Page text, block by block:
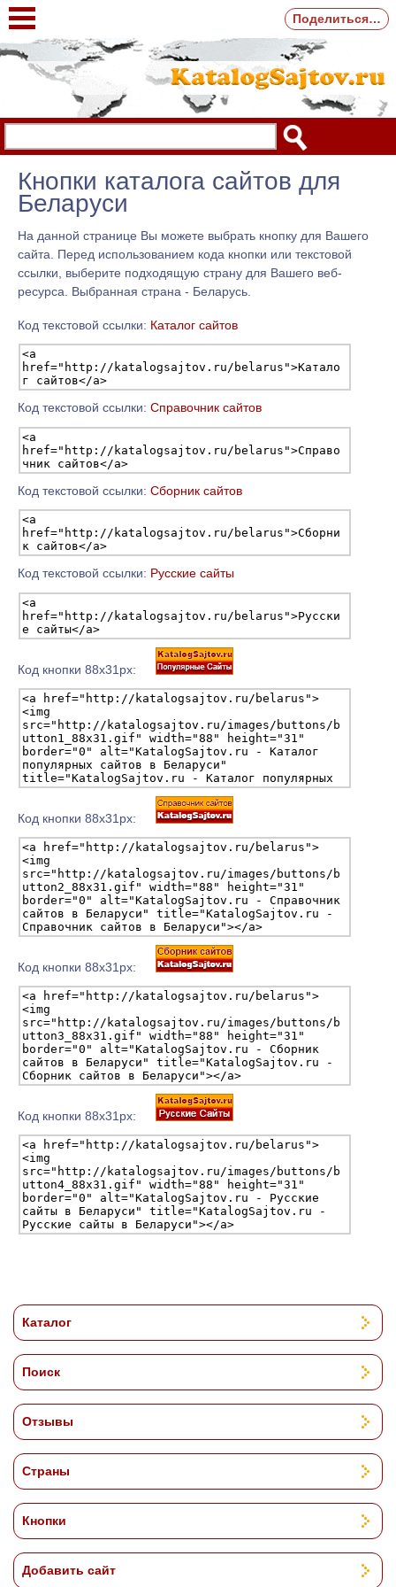
Кнопки каталога сайтов для
Беларуси
На данной странице Вы можете выбрать кнопку для Вашего
сайта. Перед использованием кода кнопки или текстовой
ссылки, выберите подходящую страну для Вашего веб-
ресурса. Выбранная страна - Беларусь.
Код текстовой ссылки: Каталог сайтов
Код текстовой ссылки: Справочник сайтов
Код текстовой ссылки: Сборник сайтов
Код текстовой ссылки: Русские сайты
Код кнопки 88х31px:
Код кнопки 88х31px:
Код кнопки 88х31px:
Код кнопки 88х31px:
Каталог
Поиск
Отзывы
Страны
Кнопки
Добавить сайт
Поделиться…